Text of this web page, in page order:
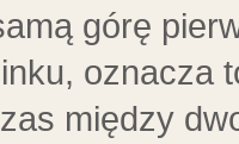
górę
oznacza
między